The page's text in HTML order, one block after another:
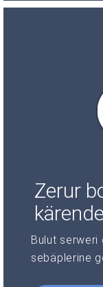
Zerur
Bulut serweri
sebäplerine